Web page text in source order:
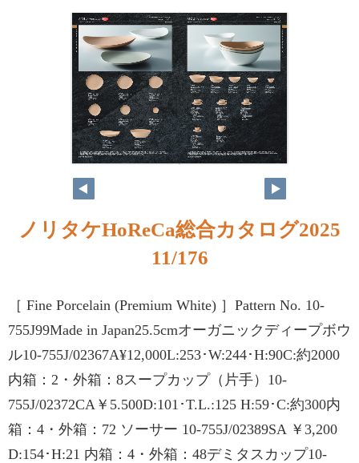
ノリタケHoReCa総合カタログ2025
11/176
［ Fine Porcelain (Premium White) ］Pattern No. 10-
755J99Made in Japan25.5cmオーガニックディープボウ
ル10-755J/02367A¥12,000L:253･W:244･H:90C:約2000
内箱：2・外箱：8スープカップ（片手）10-
755J/02372CA￥5.500D:101･T.L.:125 H:59･C:約300内
箱：4・外箱：72 ソーサー 10-755J/02389SA ￥3,200
D:154･H:21 内箱：4・外箱：48デミタスカップ10-